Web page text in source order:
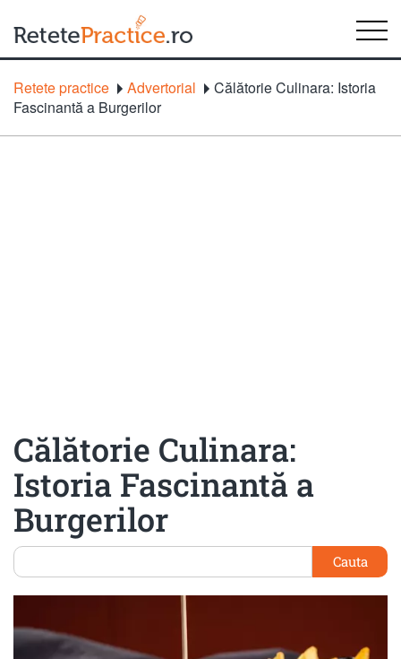
Retete practice Advertorial
Călătorie Culinara: Istoria
Fascinantă a Burgerilor
Călătorie Culinara:
Istoria Fascinantă a
Burgerilor
Cauta